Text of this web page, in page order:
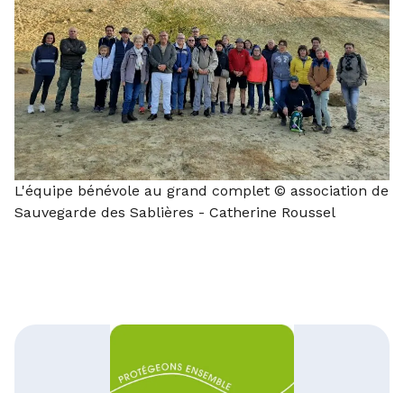
L'équipe bénévole au grand complet © association de
Sauvegarde des Sablières - Catherine Roussel